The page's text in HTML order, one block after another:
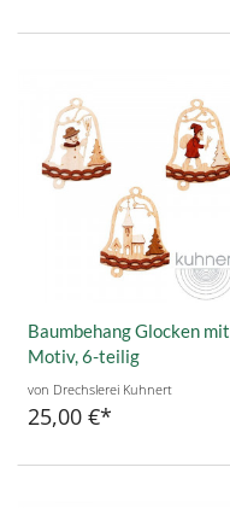
Baumbehang Glocken mit
Motiv, 6-teilig
von Drechslerei Kuhnert
25,00 €